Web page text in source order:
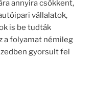
annyira csökkent,
vállalatok,
is be tudták
a folyamat némileg
gyorsult fel